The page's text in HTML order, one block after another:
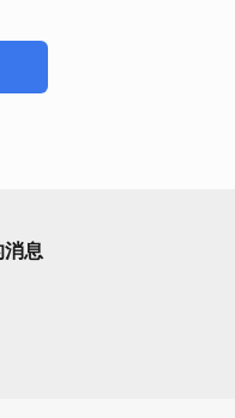
消息